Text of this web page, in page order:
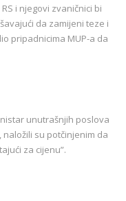
i njegovi zvaničnici bi
da zamijeni teze i
pripadnicima MUP-a da
unutrašnjih poslova
naložili su potčinjenim da
za cijenu”.